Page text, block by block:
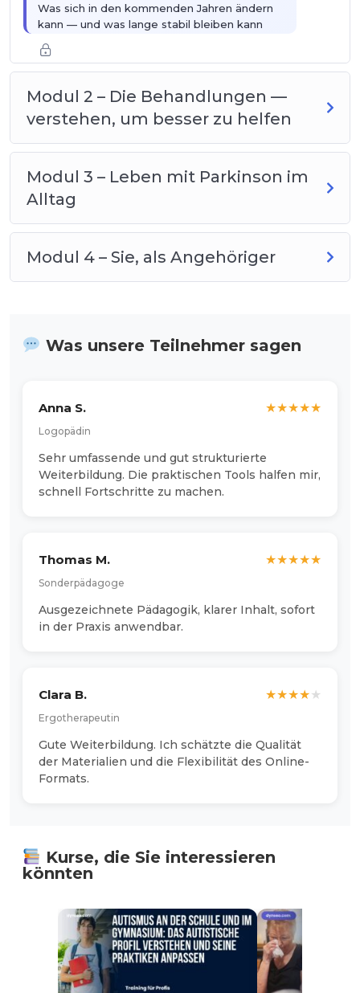
Was sich in den kommenden Jahren ändern
kann — und was lange stabil bleiben kann
Warum manche Tage besser sind als andere:
die normalen Schwankungen
Modul 2 – Die Behandlungen —
verstehen, um besser zu helfen
Modul 3 – Leben mit Parkinson im
Alltag
Modul 4 – Sie, als Angehöriger
Was unsere Teilnehmer sagen
Anna S.
Logopädin
★★★★★
Sehr umfassende und gut strukturierte
Weiterbildung. Die praktischen Tools halfen mir,
schnell Fortschritte zu machen.
Thomas M.
Sonderpädagoge
★★★★★
Ausgezeichnete Pädagogik, klarer Inhalt, sofort
in der Praxis anwendbar.
Clara B.
Ergotherapeutin
★★★★★
Gute Weiterbildung. Ich schätzte die Qualität
der Materialien und die Flexibilität des Online-
Formats.
Kurse, die Sie interessieren
könnten